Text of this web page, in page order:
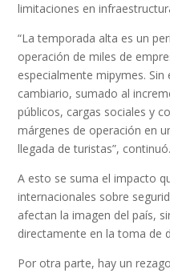
limitaciones en
“La temporada alta es un
operación de miles de
especialmente mipymes.
cambiario, sumado al
públicos, cargas sociales y
márgenes de operación en
llegada de turistas”, continuó.
A esto se suma el impacto
internacionales sobre
afectan la imagen del país,
directamente en la toma de
Por otra parte, hay un